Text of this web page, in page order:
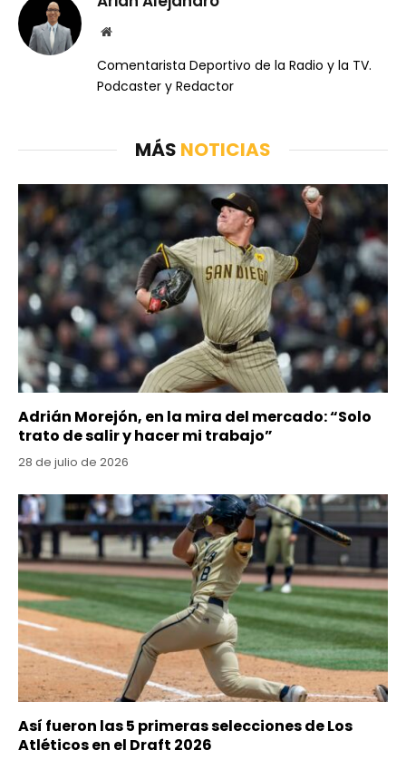
Website
Comentarista Deportivo de la Radio y la TV.
Podcaster y Redactor
MÁS NOTICIAS
Adrián Morejón, en la mira del mercado: “Solo
trato de salir y hacer mi trabajo”
28 de julio de 2026
Así fueron las 5 primeras selecciones de Los
Atléticos en el Draft 2026